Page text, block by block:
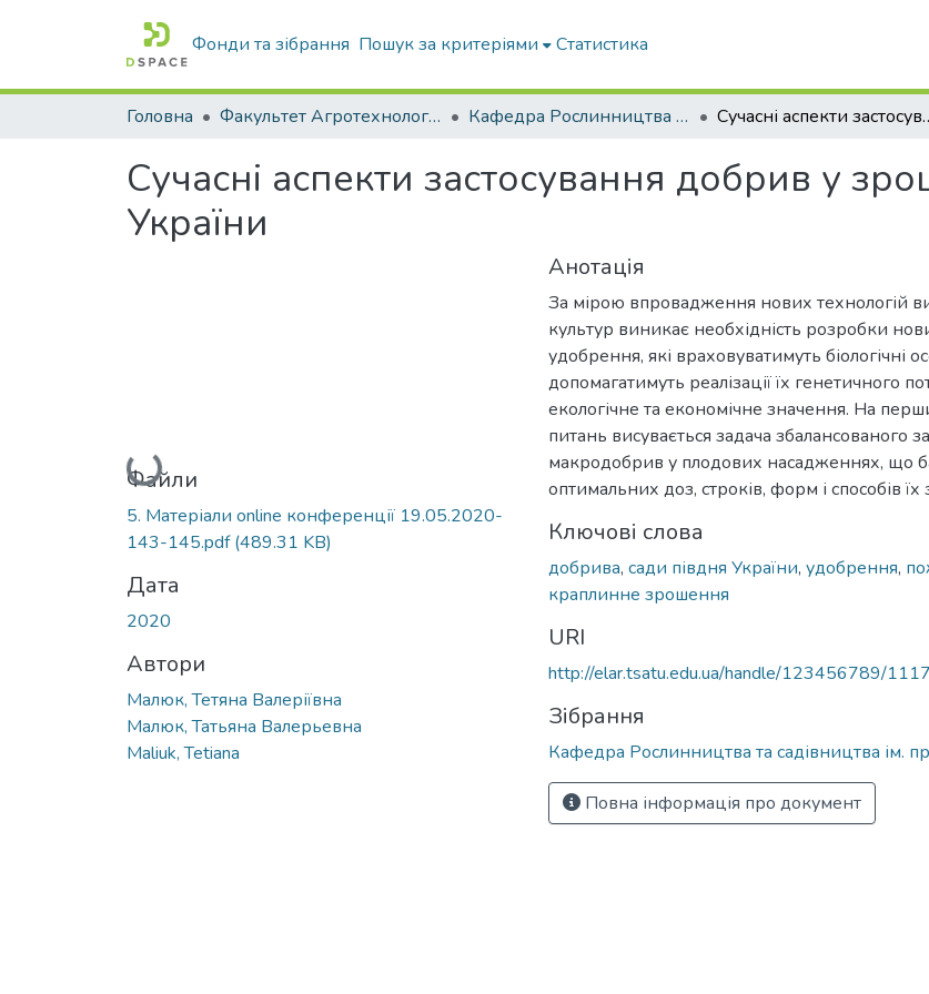
Фонди та зібрання Пошук за критеріями Статистика
Головна Факультет Агротехнологій та екології Кафедра Рослинництва та садівництва ім. професора В.В. Калитки Сучасні аспекти
Сучасні аспекти застосування добрив у
України
Вантажиться...
Файли
5. Матеріали online конференції 19.05.2020-
143-145.pdf(489.31 KB)
Дата
2020
Автори
Малюк, Тетяна Валеріївна
Малюк, Татьяна Валерьевна
Maliuk, Tetiana
Анотація
За мірою впровадження нових технологій
культур виникає необхідність розробки
удобрення, які враховуватимуть біологічні
допомагатимуть реалізації їх генетичного
екологічне та економічне значення. На
питань висувається задача збалансованого
макродобрив у плодових насадженнях, що
оптимальних доз, строків, форм і способів їх
Ключові слова
добрива, сади півдня України, удобрення,
краплинне зрошення
URI
http://elar.tsatu.edu.ua/handle/123456789/
Зібрання
Кафедра Рослинництва та садівництва ім.
Повна інформація про документ